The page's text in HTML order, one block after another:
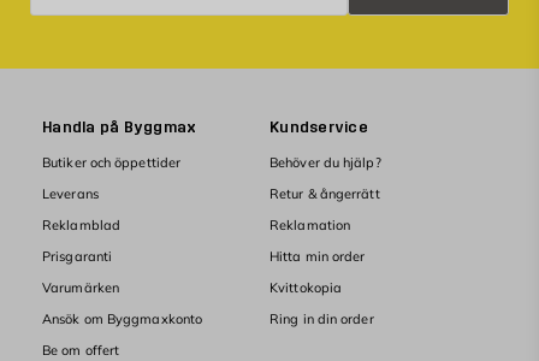
Handla på Byggmax
Butiker och öppettider
Leverans
Reklamblad
Prisgaranti
Varumärken
Ansök om Byggmaxkonto
Be om offert
Kundservice
Behöver du hjälp?
Retur & ångerrätt
Reklamation
Hitta min order
Kvittokopia
Ring in din order